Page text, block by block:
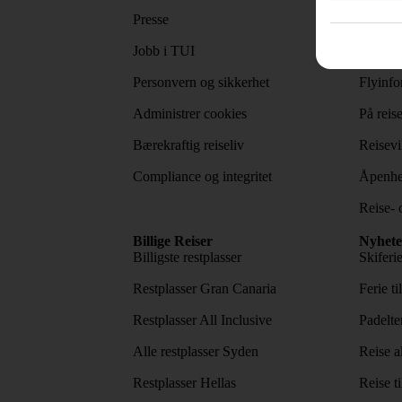
Presse
Jobb i TUI
Personvern og sikkerhet
Administrer cookies
Bærekraftig reiseliv
Compliance og integritet
Pass
På
Reise-
Billige Reiser
Billigste restplasser
Restplasser Gran Canaria
Restplasser All Inclusive
Alle restplasser Syden
Restplasser Hellas
Skiferie
Ferie
Reise
Reise